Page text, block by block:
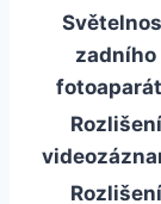
zadního
Rozlišení
Rozlišení